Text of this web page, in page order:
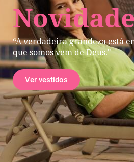
“A verdadeira grandeza está
que somos vem de Deus."
Ver vestidos